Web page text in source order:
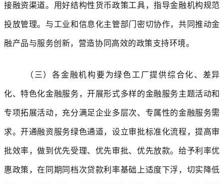
接融资渠道。用好结构性货币政策工具，指导金融机构规范
投放管理。与工业和信息化主管部门密切协作，共同推动金
融产品与服务创新，营造协同高效的政策支持环境。
（三）各金融机构要为绿色工厂提供综合化、差异
化、特色化金融服务，开展形式多样的金融服务主题活动和
专项拓展活动，充分满足企业多层次、专属性的金融服务需
求。开通融资服务绿色通道，设立审批标准化流程，提高审
批效率，做到优先受理、优先审批、优先放款。给予利率优
惠政策，在同期同档次贷款利率基础上适度下浮，切实降低